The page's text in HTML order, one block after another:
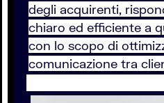
degli acquirenti,
chiaro ed efficiente a
con lo scopo di
comunicazione tra